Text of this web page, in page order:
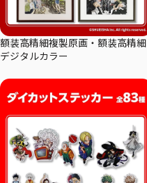
額装高精細複製原画・額装高精細
デジタルカラー